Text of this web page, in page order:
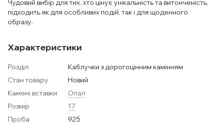
Чудовий вибір для тих, хто цінує унікальність та витонченість,
підходить як для особливих подій, так і для щоденного
образу.
Характеристики
Розділ
Каблучки з дорогоцінним камінням
Стан товару
Новий
Камені вставки
Опал
Розмір
17
Проба
925